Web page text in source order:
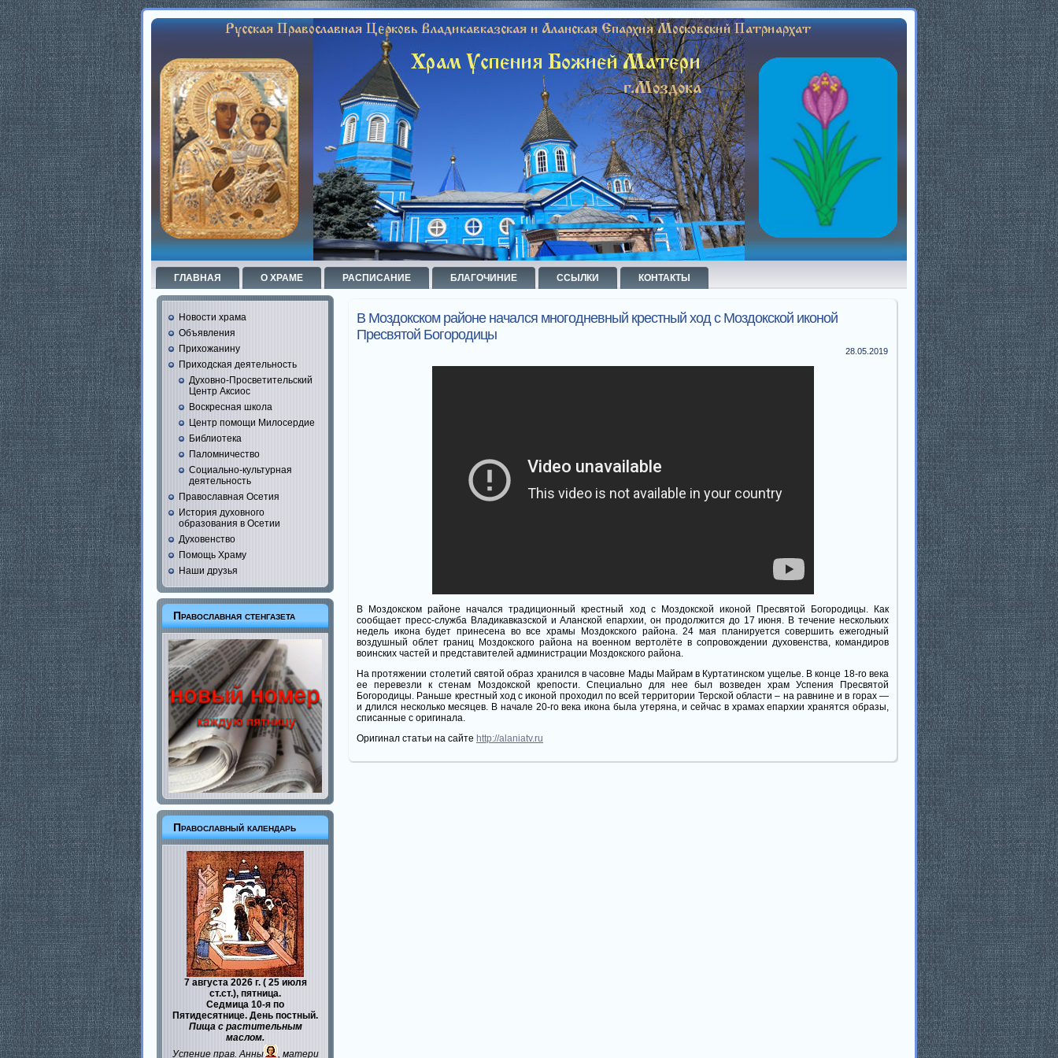
ГЛАВНАЯ О ХРАМЕ РАСПИСАНИЕ БЛАГОЧИНИЕ ССЫЛКИ КОНТАКТЫ
Новости храма
Объявления
Прихожанину
Приходская деятельность
Духовно-Просветительский
Центр Аксиос
Воскресная школа
Центр помощи Милосердие
Библиотека
Паломничество
Социально-культурная
деятельность
Православная Осетия
История духовного
образования в Осетии
Духовенство
Помощь Храму
Наши друзья
Православная стенгазета
Православный календарь
7 августа 2026 г. ( 25 июля
ст.ст.), пятница.
Седмица 10-я по
Пятидесятнице. День постный.
Пища с растительным
маслом.
Успение прав.Анны , матери
В Моздокском районе начался многодневный крестный ход с Моздокской иконой
Пресвятой Богородицы
28.05.2019
В Моздокском районе начался традиционный крестный ход с Моздокской иконой Пресвятой Богородицы. Как
сообщает пресс-служба Владикавказской и Аланской епархии, он продолжится до 17 июня. В течение нескольких
недель икона будет принесена во все храмы Моздокского района. 24 мая планируется совершить ежегодный
воздушный облет границ Моздокского района на военном вертолёте в сопровождении духовенства, командиров
воинских частей и представителей администрации Моздокского района.
На протяжении столетий святой образ хранился в часовне Мады Майрам в Куртатинском ущелье. В конце 18-го века
ее перевезли к стенам Моздокской крепости. Специально для нее был возведен храм Успения Пресвятой
Богородицы. Раньше крестный ход с иконой проходил по всей территории Терской области – на равнине и в горах —
и длился несколько месяцев. В начале 20-го века икона была утеряна, и сейчас в храмах епархии хранятся образы,
списанные с оригинала.
Оригинал статьи на сайте http://alaniatv.ru